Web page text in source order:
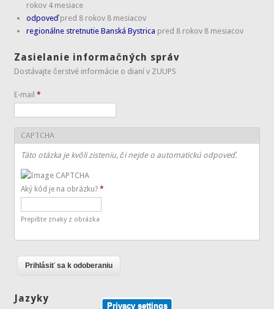
rokov 4 mesiace
odpoveď pred 8 rokov 8 mesiacov
regionálne stretnutie Banská Bystrica pred 8 rokov 8 mesiacov
Zasielanie informačných správ
Dostávajte čerstvé informácie o dianí v ZUUPS
E-mail*
CAPTCHA
Táto otázka je kvôli zisteniu, či nejde o automatickú odpoveď.
Aký kód je na obrázku?*
Prepíšte znaky z obrázka
Jazyky
Privacy settings